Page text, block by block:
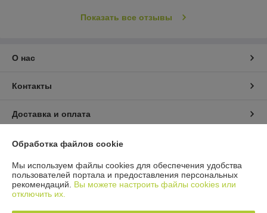
Показать все отзывы
О нас
Контакты
Доставка и оплата
График работы
Полная версия сайта
Политика обработки cookies
Обработка файлов cookie
Мы используем файлы cookies для обеспечения удобства
пользователей портала и предоставления персональных
рекомендаций. Вы можете настроить файлы cookies или
отключить их.